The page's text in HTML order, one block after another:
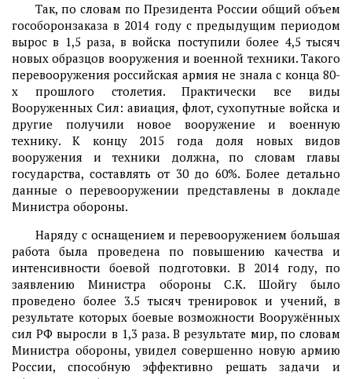
Так, по словам по Президента России общий объем
гособоронзаказа в 2014 году с предыдущим периодом
вырос в 1,5 раза, в войска поступили более 4,5 тысяч
новых образцов вооружения и военной техники. Такого
перевооружения российская армия не знала с конца 80-
х прошлого столетия. Практически все виды
Вооруженных Сил: авиация, флот, сухопутные войска и
другие получили новое вооружение и военную
технику. К концу 2015 года доля новых видов
вооружения и техники должна, по словам главы
государства, составлять от 30 до 60%. Более детально
данные о перевооружении представлены в докладе
Министра обороны.
Наряду с оснащением и перевооружением большая
работа была проведена по повышению качества и
интенсивности боевой подготовки. В 2014 году, по
заявлению Министра обороны С.К. Шойгу было
проведено более 3.5 тысяч тренировок и учений, в
результате которых боевые возможности Вооружённых
сил РФ выросли в 1,3 раза. В результате мир, по словам
Министра обороны, увидел совершенно новую армию
России, способную эффективно решать задачи и